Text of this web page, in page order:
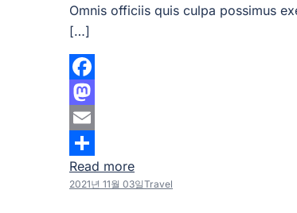
Omnis officiis quis culpa possimus
[…]
Facebook
Mastodon
Email
Share
Read more
2021년 11월 03일Travel